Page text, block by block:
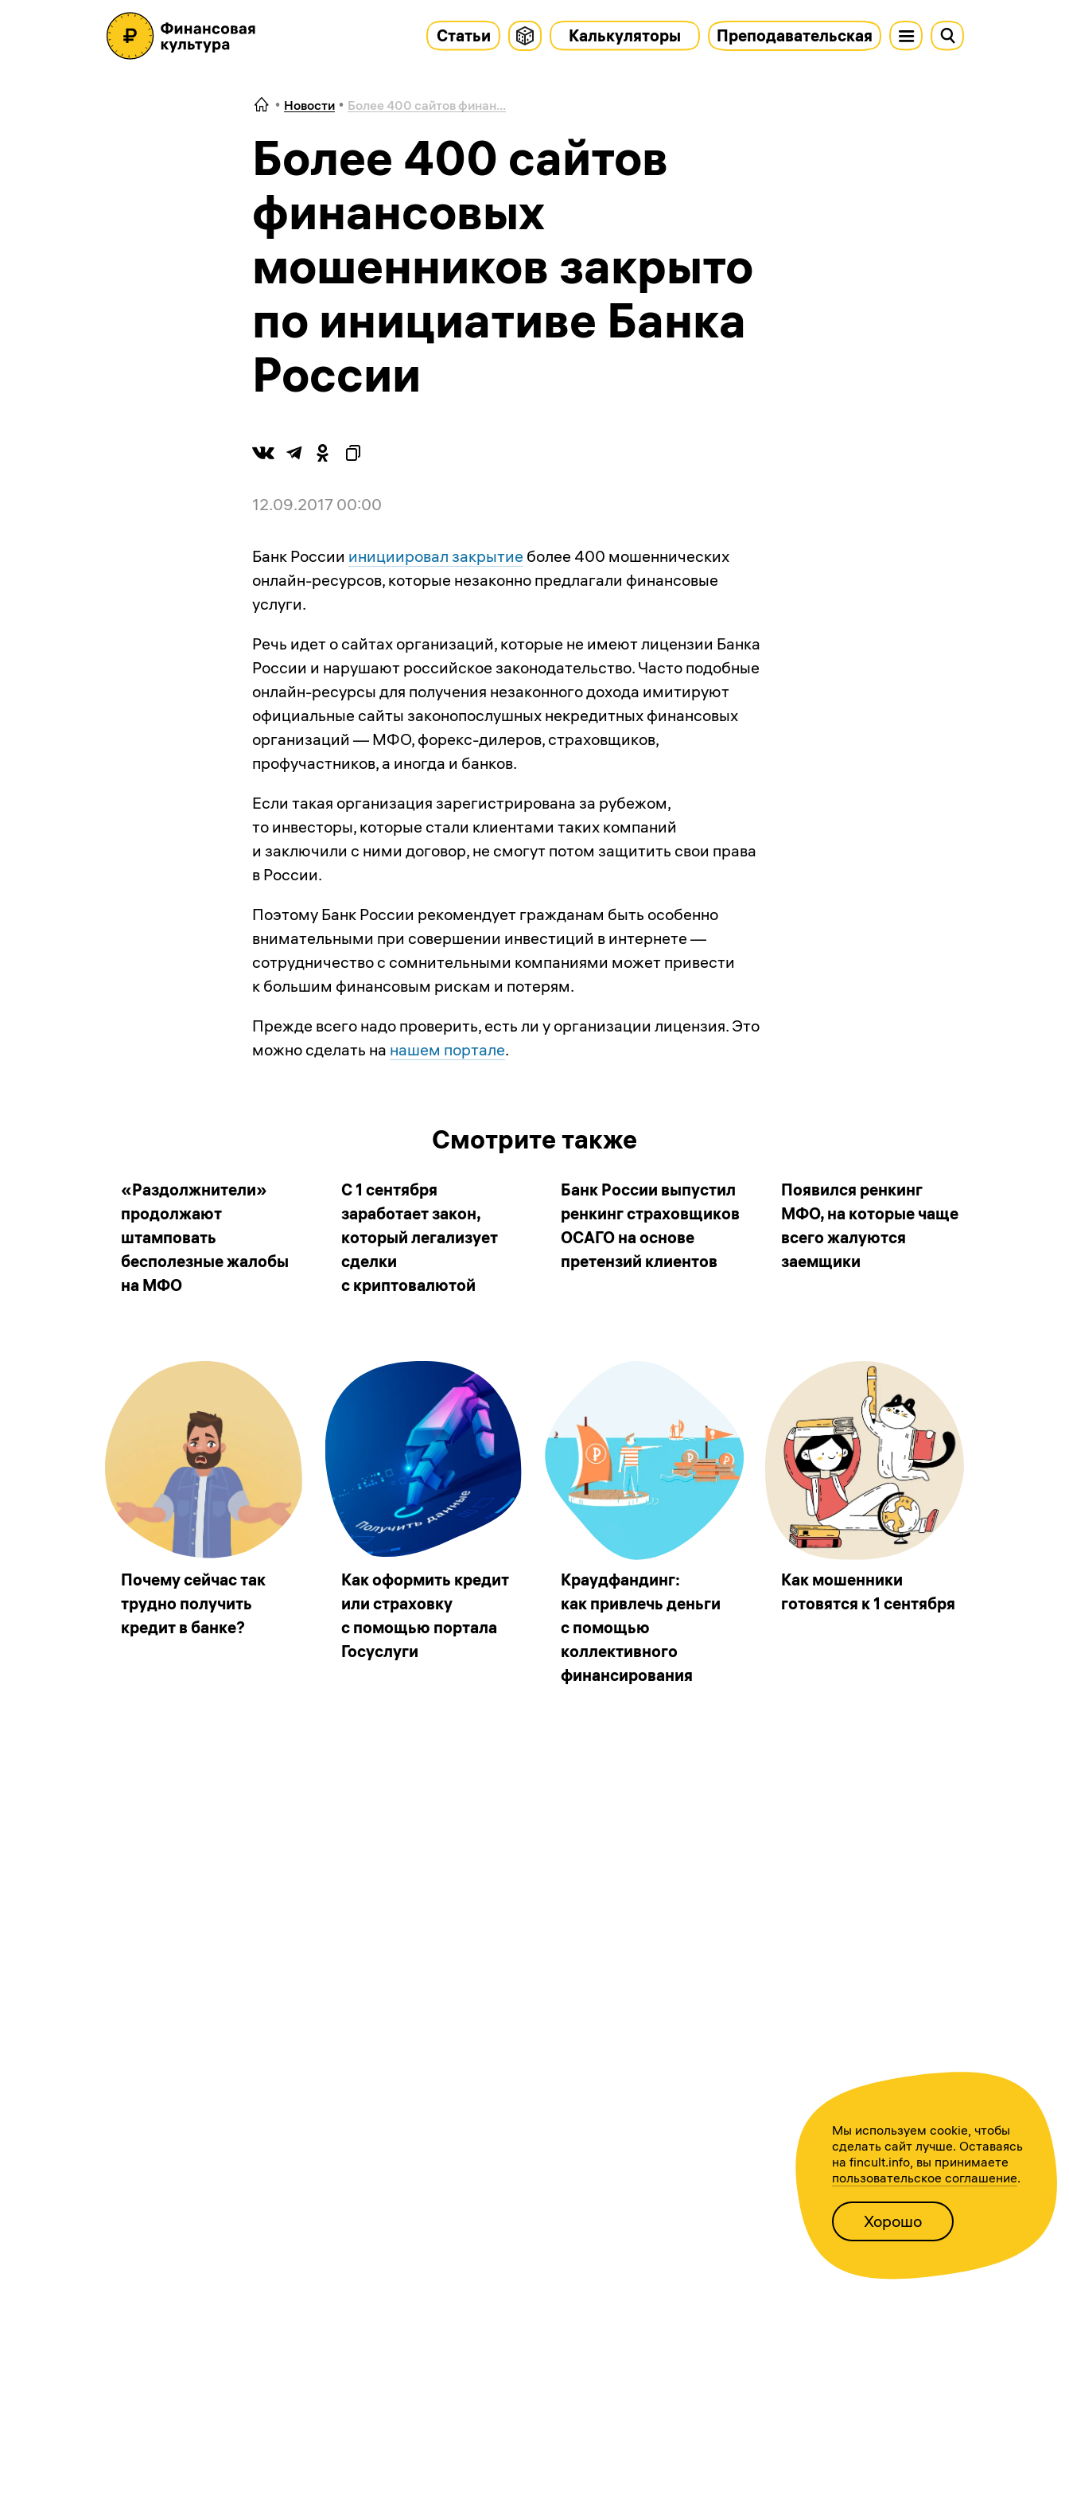
Статьи Калькуляторы Преподавательская
Новости Более 400 сайтов финан...
Более 400 сайтов
финансовых
мошенников закрыто
по инициативе Банка
России
12.09.2017 00:00
Банк России инициировал закрытие более 400 мошеннических
онлайн-ресурсов, которые незаконно предлагали финансовые
услуги.
Речь идет о сайтах организаций, которые не имеют лицензии Банка
России и нарушают российское законодательство. Часто подобные
онлайн-ресурсы для получения незаконного дохода имитируют
официальные сайты законопослушных некредитных финансовых
организаций — МФО, форекс-дилеров, страховщиков,
профучастников, а иногда и банков.
Если такая организация зарегистрирована за рубежом,
то инвесторы, которые стали клиентами таких компаний
и заключили с ними договор, не смогут потом защитить свои права
в России.
Поэтому Банк России рекомендует гражданам быть особенно
внимательными при совершении инвестиций в интернете —
сотрудничество с сомнительными компаниями может привести
к большим финансовым рискам и потерям.
Прежде всего надо проверить, есть ли у организации лицензия. Это
можно сделать на нашем портале.
Смотрите также
«Раздолжнители»
продолжают
штамповать
бесполезные жалобы
на МФО
С 1 сентября
заработает закон,
который легализует
сделки
с криптовалютой
Банк России выпустил
ренкинг страховщиков
ОСАГО на основе
претензий клиентов
Появился ренкинг
МФО, на которые чаще
всего жалуются
заемщики
Почему сейчас так
трудно получить
кредит в банке?
Как оформить кредит
или страховку
с помощью портала
Госуслуги
Краудфандинг:
как привлечь деньги
с помощью
коллективного
финансирования
Как мошенники
готовятся к 1 сентября
Мы используем cookie, чтобы
сделать сайт лучше. Оставаясь
на fincult.info, вы принимаете
пользовательское соглашение.
Хорошо